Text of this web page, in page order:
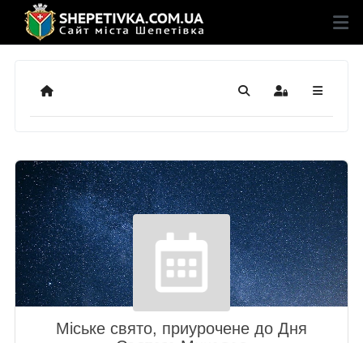
Додому ПошукSign In
Міське свято, приурочене до Дня